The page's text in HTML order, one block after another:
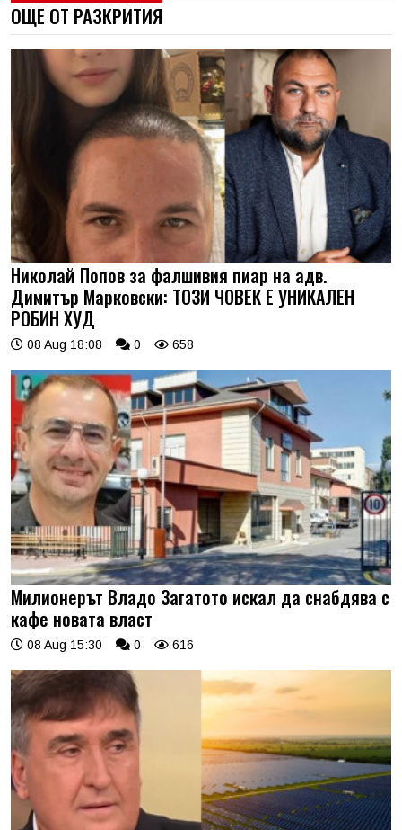
ОЩЕ ОТ РАЗКРИТИЯ
Николай Попов за фалшивия пиар на адв.
Димитър Марковски: ТОЗИ ЧОВЕК Е УНИКАЛЕН
РОБИН ХУД
08 Aug 18:08 0 658
Милионерът Владо Загатото искал да снабдява с
кафе новата власт
08 Aug 15:30 0 616